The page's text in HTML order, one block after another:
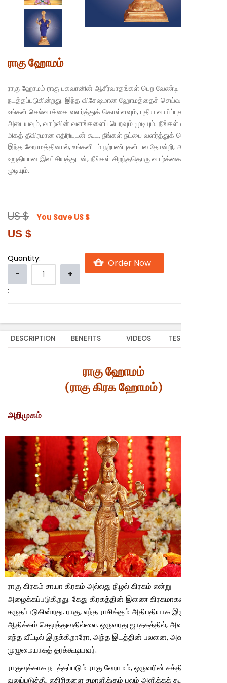
ராகு ஹோமம்
ராகு ஹோமம் ராகு பகவானின் ஆசீர்வாதங்கள் பெற வேண்டி
நடத்தப்படுகின்றது. இந்த விசேஷமான ஹோமத்தைச் செய்வதன் மூலம்,
உங்கள் செல்வாக்கை வளர்த்துக் கொள்ளவும், புதிய வாய்ப்புகளை
அடையவும், வாழ்வின் வளங்களைப் பெறவும் முடியும். நீங்கள் விரும்பினால்,
மிகத் தீவிரமான எதிரியுடன் கூட, நீங்கள் நட்பை வளர்த்துக் கொள்ளலாம்.
இந்த ஹோமத்தினால், உங்களிடம் நற்பண்புகள் பல தோன்றி, அதன் மூலம்
உறுதியான இலட்சியத்துடன், நீங்கள் சிறந்ததொரு வாழ்க்கை வாழ
முடியும்.
US $ You Save US $
US $
Quantity:
:
DESCRIPTION BENEFITS VIDEOS TESTIMONIALS
ராகு ஹோமம்
(ராகு கிரக ஹோமம்)
அறிமுகம்
ராகு கிரகம் சாயா கிரகம் அல்லது நிழல் கிரகம் என்று
அழைக்கப்படுகிறது. கேது கிரகத்தின் இணை கிரகமாகவும்
கருதப்படுகின்றது. ராகு, எந்த ராசிக்கும் அதிபதியாக இருந்து
ஆதிக்கம் செலுத்துவதில்லை. ஒருவரது ஜாதகத்தில், அவர் எந்த ராசி,
எந்த வீட்டில் இருக்கிறாரோ, அந்த இடத்தின் பலனை, அவர்
முழுமையாகத் தரக்கூடியவர்.
ராகுவுக்காக நடத்தப்படும் ராகு ஹோமம், ஒருவரின் சக்தியை
வலுப்படுத்தி, எதிரிகளை சமாளிக்கும் பலம் அளிக்கக் கூடியதாகும்.